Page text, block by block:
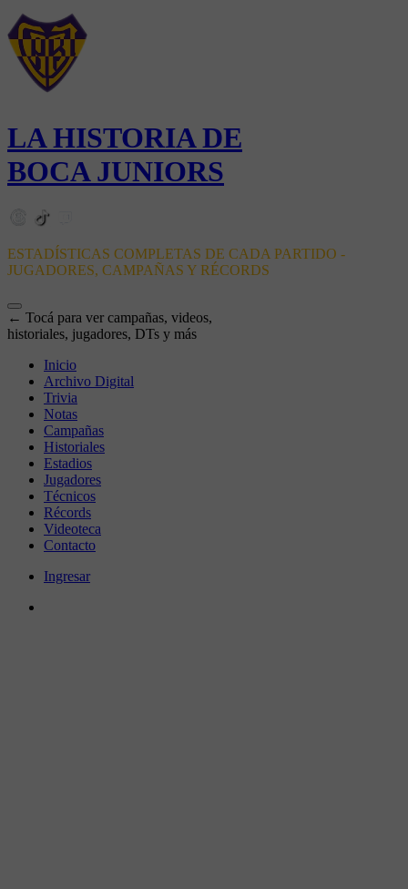
LA HISTORIA DE
BOCA JUNIORS
ESTADÍSTICAS COMPLETAS DE CADA PARTIDO -
JUGADORES, CAMPAÑAS Y RÉCORDS
← Tocá para ver campañas, videos,
historiales, jugadores, DTs y más
Inicio
Archivo Digital
Trivia
Notas
Campañas
Historiales
Estadios
Jugadores
Técnicos
Récords
Videoteca
Contacto
Ingresar